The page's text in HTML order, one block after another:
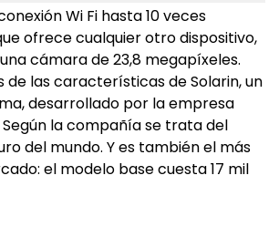
Wi Fi hasta 10 veces
ofrece cualquier otro dispositivo,
cámara de 23,8 megapíxeles.
de las características de Solarin, un
desarrollado por la empresa
Según la compañía se trata del
del mundo. Y es también el más
el modelo base cuesta 17 mil